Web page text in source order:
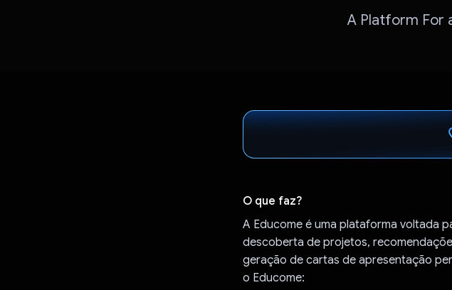
A Platform For
O que faz?
A Educome é uma plataforma voltada
descoberta de projetos,
geração de cartas de apresentação
o Educome: